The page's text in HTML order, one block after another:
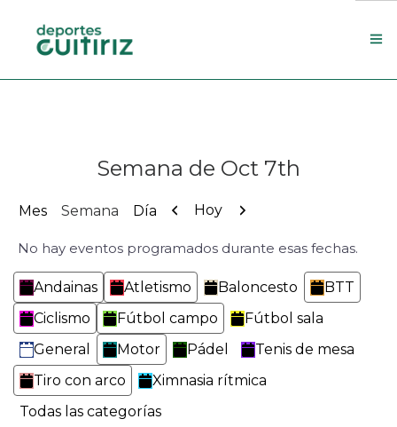
Search Site
Semana de Oct 7th
Mes Semana Día Anterior
Hoy Siguiente
No hay eventos programados durante esas fechas.
Categorías
Andainas Atletismo Baloncesto
BTT
Ciclismo
Fútbol campo
Fútbol sala
General
Motor Pádel
Tenis de mesa
Tiro con arco
Ximnasia rítmica
Todas las categorías